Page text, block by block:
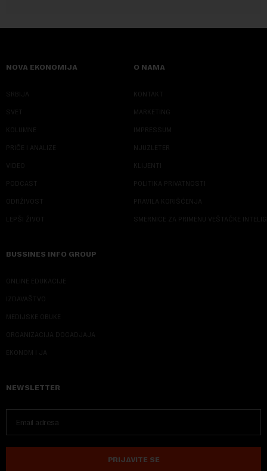
NOVA EKONOMIJA
SRBIJA
SVET
KOLUMNE
PRIČE I ANALIZE
VIDEO
PODCAST
ODRŽIVOST
LEPŠI ŽIVOT
O NAMA
KONTAKT
MARKETING
IMPRESSUM
NJUZLETER
KLIJENTI
POLITIKA PRIVATNOSTI
PRAVILA KORIŠĆENJA
SMERNICE ZA PRIMENU VEŠTAČKE
BUSSINES INFO GROUP
ONLINE EDUKACIJE
IZDAVAŠTVO
MEDIJSKE OBUKE
ORGANIZACIJA DOGADJAJA
EKONOM I JA
NEWSLETTER
PRIJAVITE SE